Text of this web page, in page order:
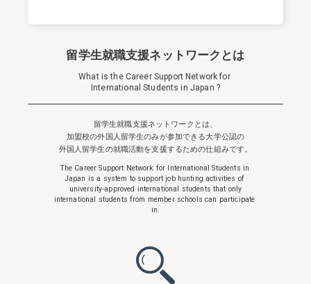
留学生就職支援ネットワークとは
What is the Career Support Network for
International Students in Japan ?
留学生就職支援ネットワークとは、
加盟校の外国人留学生のみが参加できる大学公認の
外国人留学生の就職活動を支援するための仕組みです。
The Career Support Network for International Students in
Japan is a system to supportjob hunting activities of
university-approved international students that only
international students from member schools can participate
in.